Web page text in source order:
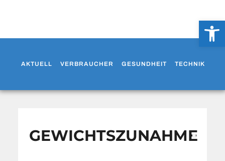
AKTUELL VERBRAUCHER GESUNDHEIT TECHNIK
GEWICHTSZUNAHME